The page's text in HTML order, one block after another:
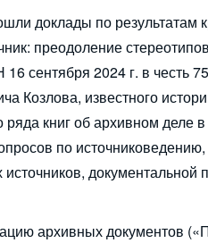
доклады по результатам
преодоление
сентября 2024 г. в честь
Козлова, известного
книг об архивном деле
по
документальной
архивных документов